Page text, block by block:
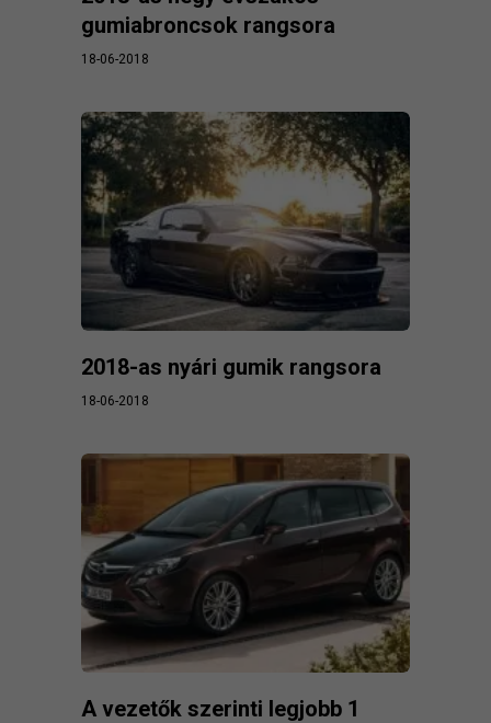
gumiabroncsok rangsora
18-06-2018
2018-as nyári gumik rangsora
18-06-2018
A vezetők szerinti legjobb 1